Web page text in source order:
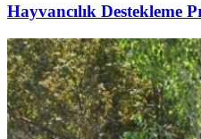
Hayvancılık Destekleme